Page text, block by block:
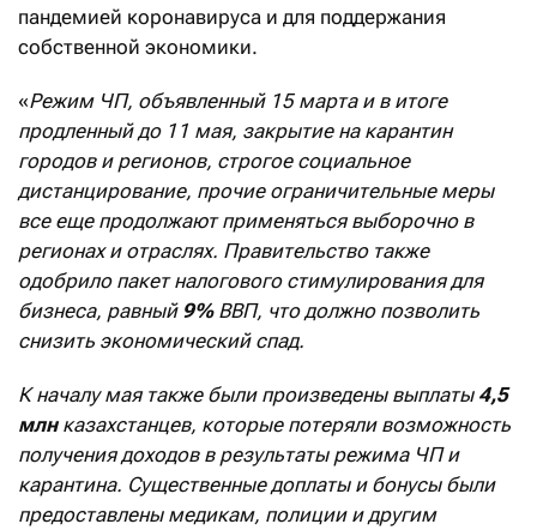
пандемией коронавируса и для поддержания
собственной экономики.
«Режим ЧП, объявленный 15 марта и в итоге
продленный до 11 мая, закрытие на карантин
городов и регионов, строгое социальное
дистанцирование, прочие ограничительные меры
все еще продолжают применяться выборочно в
регионах и отраслях. Правительство также
одобрило пакет налогового стимулирования для
бизнеса, равный 9%ВВП, что должно позволить
снизить экономический спад.
К началу мая также были произведены выплаты 4,5
млнказахстанцев, которые потеряли возможность
получения доходов в результаты режима ЧП и
карантина. Существенные доплаты и бонусы были
предоставлены медикам, полиции и другим